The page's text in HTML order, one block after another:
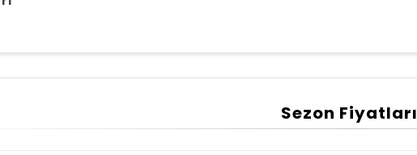
Sezon Fiyatları